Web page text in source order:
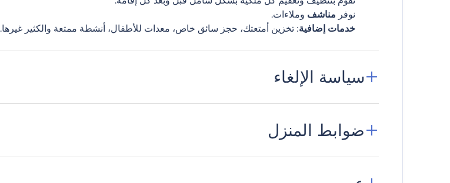
نوفر مناشف وملاءات.
خدمات إضافية: تخزين أمتعتك، حجز سائق خاص، معدات للأطفال، أنشطة ممتعة والكثير غيرها.
سياسة الإلغاء
ضوابط المنزل